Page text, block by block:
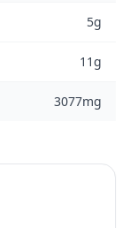
5g
11g
3077mg